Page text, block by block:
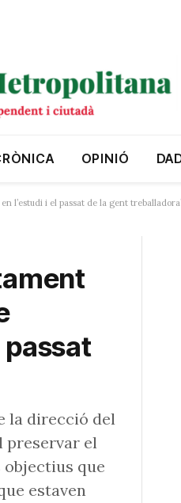
OPINIÓ
l’estudi i el passat de la gent
passat
la direcció del
preservar el
que
estaven